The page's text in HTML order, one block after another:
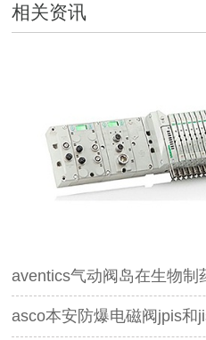
相关资讯
aventics气动阀岛在生物制
asco本安防爆电磁阀jpis和